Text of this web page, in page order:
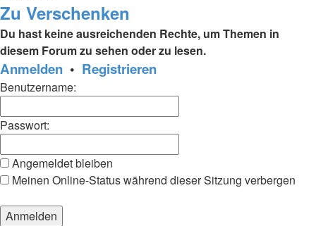
Zu Verschenken
Du hast keine ausreichenden Rechte, um Themen in
diesem Forum zu sehen oder zu lesen.
Anmelden • Registrieren
Benutzername:
Passwort:
Angemeldet bleiben
Meinen Online-Status während dieser Sitzung verbergen